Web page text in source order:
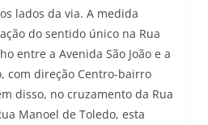
lados da via. A medida
do sentido único na Rua
entre a Avenida São João e a
com direção Centro-bairro
disso, no cruzamento da Rua
Manoel de Toledo, esta